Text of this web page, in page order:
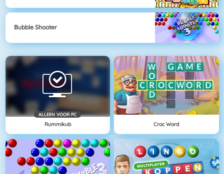
Bubble Shooter
ALLEEN VOOR PC
Rummikub Croc Word